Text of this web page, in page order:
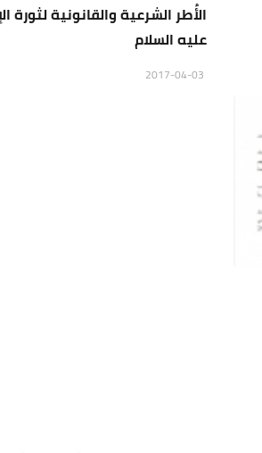
الأُطر الشرعية والقانونية لثورة
عليه السلام